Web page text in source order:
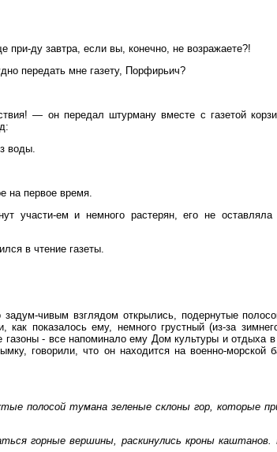
ду завтра, если вы, конечно, не возражаете?!
передать мне газету, Порфирьич?
— он передал штурману вместе с газетой
воды.
на первое время.
ем и немного растерян, его не
в чтение газеты.
чивым взглядом открылись, подернутые
показалось ему, немного грустный (из-за
- все напоминало ему Дом культуры и отдыха
говорили, что он находится на военно-морской
полосой тумана зеленые склоны гор, которые
горные вершины, раскинулись кроны каштанов.